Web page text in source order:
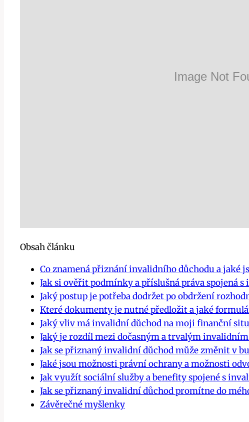
Obsah článku
Co znamená přiznání invalidního důchodu a jaké
Jak si ověřit podmínky a příslušná práva spojená
Jaký postup je potřeba dodržet po obdržení
Které dokumenty je nutné předložit a jaké
Jaký vliv má invalidní důchod na moji finanční
Jaký je rozdíl mezi dočasným a trvalým
Jak se přiznaný invalidní důchod může změnit v
Jaké jsou možnosti právní ochrany a možnosti
Jak využít sociální služby a benefity spojené s
Jak se přiznaný invalidní důchod promítne do
Závěrečné myšlenky